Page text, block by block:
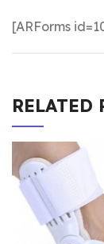
[ARForms
RELATED